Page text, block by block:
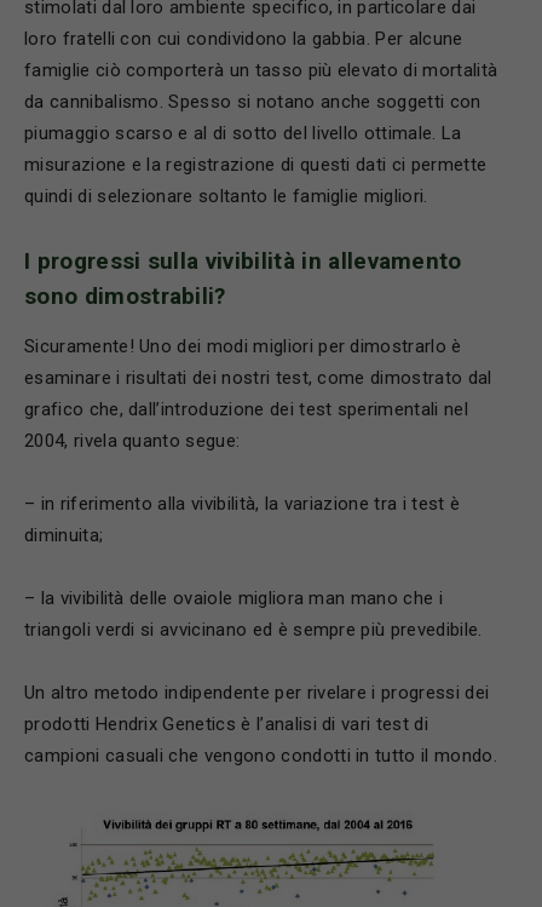
stimolati dal loro ambiente specifico, in particolare dai
loro fratelli con cui condividono la gabbia. Per alcune
famiglie ciò comporterà un tasso più elevato di mortalità
da cannibalismo. Spesso si notano anche soggetti con
piumaggio scarso e al di sotto del livello ottimale. La
misurazione e la registrazione di questi dati ci permette
quindi di selezionare soltanto le famiglie migliori.
I progressi sulla vivibilità in allevamento
sono dimostrabili?
Sicuramente! Uno dei modi migliori per dimostrarlo è
esaminare i risultati dei nostri test, come dimostrato dal
grafico che, dall’introduzione dei test sperimentali nel
2004, rivela quanto segue:
– in riferimento alla vivibilità, la variazione tra i test è
diminuita;
– la vivibilità delle ovaiole migliora man mano che i
triangoli verdi si avvicinano ed è sempre più prevedibile.
Un altro metodo indipendente per rivelare i progressi dei
prodotti Hendrix Genetics è l’analisi di vari test di
campioni casuali che vengono condotti in tutto il mondo.